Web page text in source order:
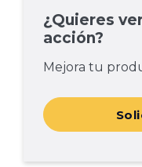
¿Quieres
acción?
Mejora tu